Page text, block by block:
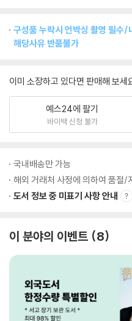
구성품 누락시 언박싱 촬영 필수/
해당사유 반품불가
이미 소장하고 있다면 판매해 보세
예스24에 팔기
바이백 신청 불가
국내배송만 가능
해외 거래처 사정에 의하여 품절/
도서 정보 중 미표기 사항 안내
이 분야의 이벤트 8